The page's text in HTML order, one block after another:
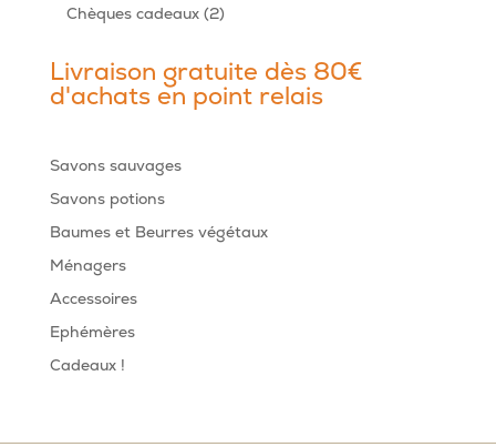
produits
Chèques cadeaux 22
Livraison gratuite dès 80€
d'achats en point relais
Savons sauvages
Savons potions
Baumes et Beurres végétaux
Ménagers
Accessoires
Ephémères
Cadeaux !